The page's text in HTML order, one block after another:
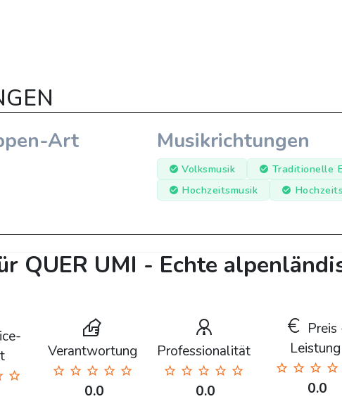
Art Musikrichtungen
Volksmusik
Traditionelle
Hochzeitsmusik
QUER UMI - Echte
Verantwortung
0.0
Professionalität
0.0
Preis
Leistung
0.0